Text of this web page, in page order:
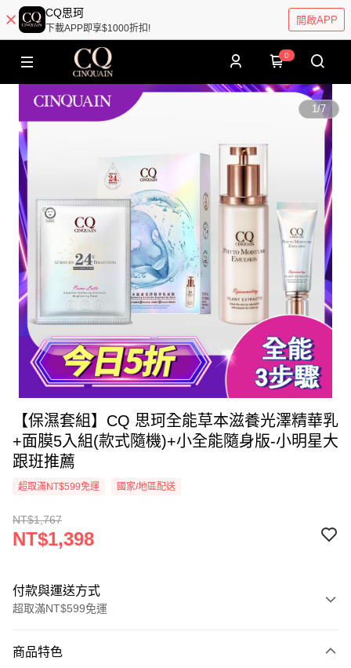
CQ思珂
下載APP即享$1000折扣!
開啟APP
0
1/7
【保濕套組】CQ 思珂全能草本滋養光澤精華乳
+面膜5入組(款式隨機)+小全能隨身版-小明星大
跟班推薦
超取滿NT$599免運 國家/地區配送
NT$1,767
NT$1,398
付款與運送方式
超取滿NT$599免運
信用卡一次付款
商品特色